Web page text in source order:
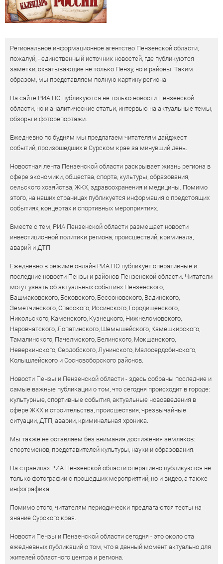
Региональное информационное агентство Пензенской области,
пожалуй, - единственный источник новостей, где публикуются
заметки, охватывающие не только Пензу, но и районы. Таким
образом, мы представляем полную картину региона.
На сайте РИА ПО публикуются не только новости Пензенской
области, но и аналитические статьи, интервью на актуальные темы,
обзоры и фоторепортажи.
Ежедневно по будням мы предлагаем читателям дайджест
событий, произошедших в Сурском крае за минувший день.
Новостная лента Пензенской области раскрывает жизнь региона в
сфере экономики, общества, спорта, культуры, образования,
сельского хозяйства, ЖКХ, здравоохранения и медицины. Помимо
этого, на наших страницах публикуется информация о предстоящих
событиях, концертах и спортивных мероприятиях.
Вместе с тем, РИА Пензенской области размещает новости
инвестиционной политики региона, происшествий, криминала,
аварий и ДТП.
Ежедневно в режиме онлайн РИА ПО публикует оперативные и
последние новости Пензы и районов Пензенской области. Читатели
могут узнать об актуальных событиях Пензенского,
Башмаковского, Бековского, Бессоновского, Вадинского,
Земетчинского, Спасского, Иссинского, Городищенского,
Никольского, Каменского, Кузнецкого, Нижнеломовского,
Наровчатского, Лопатинского, Шемышейского, Камешкирского,
Тамалинского, Пачелмского, Белинского, Мокшанского,
Неверкинского, Сердобского, Лунинского, Малосердобинского,
Колышлейского и Сосновоборского районов.
Новости Пензы и Пензенской области - здесь собраны последние и
самые важные публикации о том, что сегодня происходит в городе:
культурные, спортивные события, актуальные нововведения в
сфере ЖКХ и строительства, происшествия, чрезвычайные
ситуации, ДТП, аварии, криминальная хроника.
Мы также не оставляем без внимания достижения земляков:
спортсменов, представителей культуры, науки и образования.
На страницах РИА Пензенской области оперативно публикуются не
только фотографии с прошедших мероприятий, но и видео, а также
инфографика.
Помимо этого, читателям периодически предлагаются тесты на
знание Сурского края.
Новости Пензы и Пензенской области сегодня - это около ста
ежедневных публикаций о том, что в данный момент актуально для
жителей областного центра и региона.